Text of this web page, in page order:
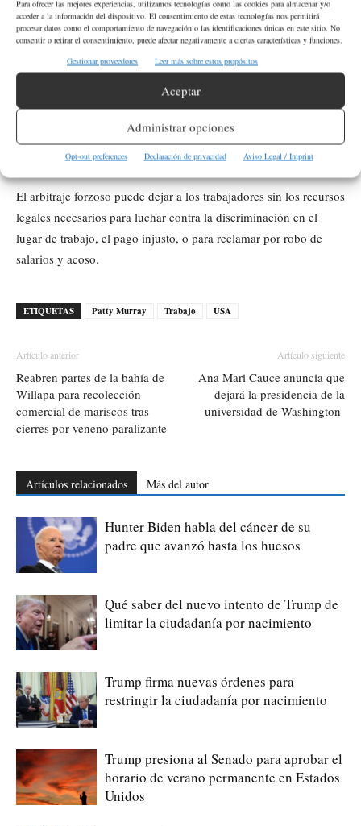
Para ofrecer las mejores experiencias, utilizamos tecnologías como las cookies para almacenar y/o
acceder a la información del dispositivo. El consentimiento de estas tecnologías nos permitirá
procesar datos como el comportamiento de navegación o las identificaciones únicas en este sitio. No
consentir o retirar el consentimiento, puede afectar negativamente a ciertas características y funciones.
Gestionar proveedores
Leer más sobre estos propósitos
Aceptar
Administrar opciones
Opt-out preferences Declaración de privacidad Aviso Legal / Imprint
¿Qué decisión de la Corte Suprema busca
anular este proyecto de ley?
El proyecto de ley busca anular la decisión de la Corte Suprema
de 2018 en el caso Epic Systems v. Lewis.
¿Qué consecuencias tiene el arbitraje forzoso
para los trabajadores?
El arbitraje forzoso puede dejar a los trabajadores sin los recursos
legales necesarios para luchar contra la discriminación en el
lugar de trabajo, el pago injusto, o para reclamar por robo de
salarios y acoso.
ETIQUETAS Patty Murray Trabajo USA
Artículo anterior
Reabren partes de la bahía de
Willapa para recolección
comercial de mariscos tras
cierres por veneno paralizante
Artículo siguiente
Ana Mari Cauce anuncia que
dejará la presidencia de la
universidad de Washington
Artículos relacionados Más del autor
Hunter Biden habla del cáncer de su
padre que avanzó hasta los huesos
Qué saber del nuevo intento de Trump de
limitar la ciudadanía por nacimiento
Trump firma nuevas órdenes para
restringir la ciudadanía por nacimiento
Trump presiona al Senado para aprobar el
horario de verano permanente en Estados
Unidos